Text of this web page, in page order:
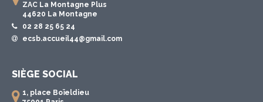
ZAC La Montagne Plus
44620 La Montagne
02 28 25 65 24
ecsb.accueil44@gmail.com
SIÈGE SOCIAL
1, place Boïeldieu